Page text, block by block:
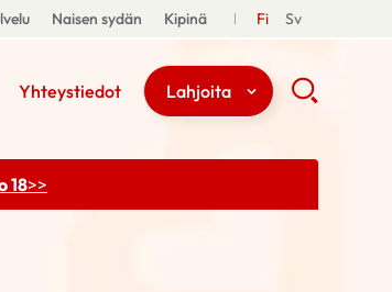
Naisen sydän Kipinä Fi Sv
Yhteystiedot Lahjoita
18>>